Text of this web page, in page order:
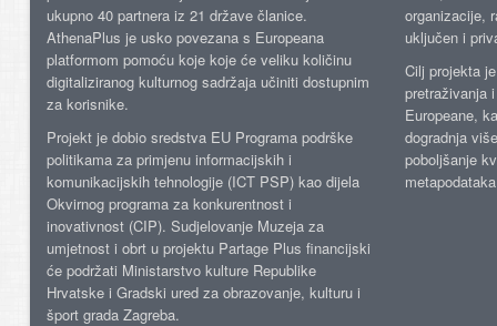
ukupno 40 partnera iz 21 države članice.
AthenaPlus je usko povezana s Europeana
platformom pomoću koje koje će veliku količinu
digitaliziranog kulturnog sadržaja učiniti dostupnim
za korisnike.
Projekt je dobio sredstva EU Programa podrške
politikama za primjenu informacijskih i
komunikacijskih tehnologije (ICT PSP) kao dijela
Okvirnog programa za konkurentnost i
inovativnost (CIP). Sudjelovanje Muzeja za
umjetnost i obrt u projektu Partage Plus financijski
će podržati Ministarstvo kulture Republike
Hrvatske i Gradski ured za obrazovanje, kulturu i
šport grada Zagreba.
organizacije,
uključen i
Cilj projekta
pretraživanja
Europeane,
dogradnja
poboljšanje